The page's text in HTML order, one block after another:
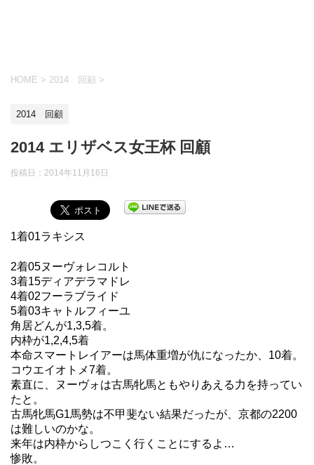
HOME > 2014 回顧 >
2014 回顧
2014 エリザベス女王杯 回顧
投稿日： 2014年11月16日
1着01ラキシス
2着05ヌーヴォレコルト
3着15ディアデラマドレ
4着02フーラブライド
5着03キャトルフィーユ
角居どんが1,3,5着。
内枠が1,2,4,5着
本命スマートレイアーは馬体重増が仇になったか、10着。
コウエイオトメ7着。
素直に、ヌーヴォは古馬牝馬ともやりあえる力を持ってい
たと。
古馬牝馬G1馬勢は不甲斐ない結果だったが、京都の2200
は難しいのかな。
来年は内枠からしつこく行くことにするよ…
惨敗。